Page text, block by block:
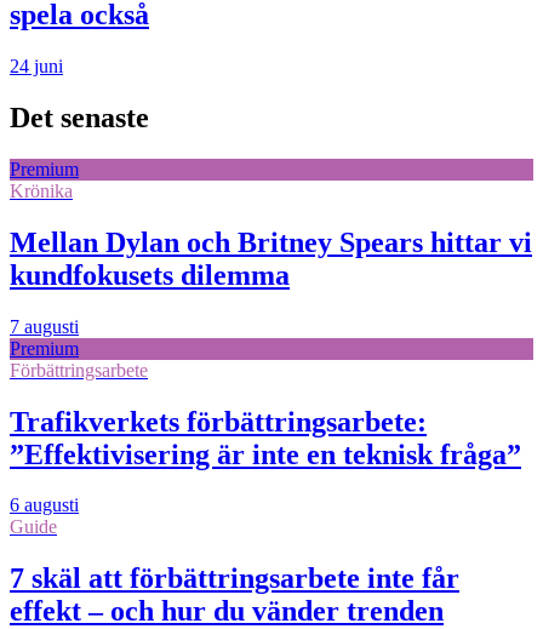
spela också
24 juni
Det senaste
Premium
Krönika
Mellan Dylan och Britney Spears hittar vi
kundfokusets dilemma
7 augusti
Premium
Förbättringsarbete
Trafikverkets förbättringsarbete:
”Effektivisering är inte en teknisk fråga”
6 augusti
Guide
7 skäl att förbättringsarbete inte får
effekt – och hur du vänder trenden